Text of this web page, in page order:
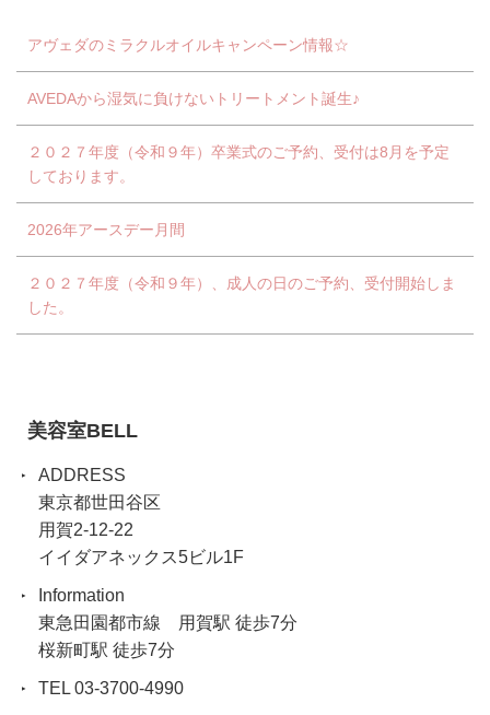
アヴェダのミラクルオイルキャンペーン情報☆
AVEDAから湿気に負けないトリートメント誕生♪
２０２７年度（令和９年）卒業式のご予約、受付は8月を予定
しております。
2026年アースデー月間
２０２７年度（令和９年）、成人の日のご予約、受付開始しま
した。
美容室BELL
ADDRESS
東京都世田谷区
用賀2-12-22
イイダアネックス5ビル1F
Information
東急田園都市線 用賀駅 徒歩7分
桜新町駅 徒歩7分
TEL 03-3700-4990